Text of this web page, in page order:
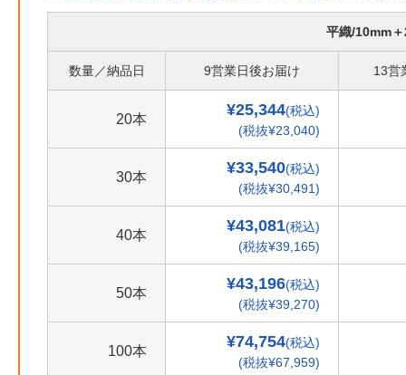
平織/10mm
数量／納品日 9営業日後お届け 13営
20本
¥25,344(税込)
(税抜¥23,040)
30本
¥33,540(税込)
(税抜¥30,491)
40本
¥43,081(税込)
(税抜¥39,165)
50本
¥43,196(税込)
(税抜¥39,270)
100本
¥74,754(税込)
(税抜¥67,959)